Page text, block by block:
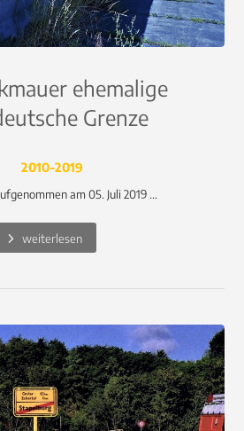
ehemalige
Grenze
2010-2019
am 05. Juli 2019 ...
weiterlesen